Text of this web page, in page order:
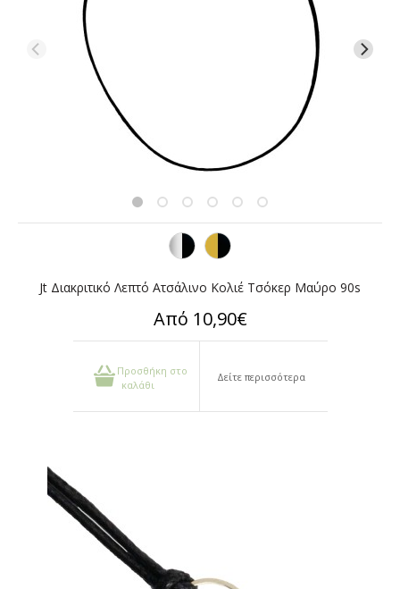
Jt Διακριτικό Λεπτό Ατσάλινο Κολιέ Τσόκερ Μαύρο 90s
Από 10,90€
Προσθήκη στο
καλάθι
Δείτε περισσότερα